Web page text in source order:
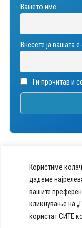
Користиме
дадеме
вашите
кликнување на
користат СИТЕ
Вашето име
Внесете ја вашата
Ги прочитав и
+ 389 2 30 99 500